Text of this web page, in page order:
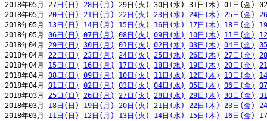
2018年05月 27日(日) 28日(月)
29日(火) 30日(水) 31日(木) 01日(金)
2018年05月 20日(日) 21日(月) 22日(火) 23日(水) 24日(木) 25日(金)
2018年05月 13日(日) 14日(月) 15日(火) 16日(水) 17日(木) 18日(金)
2018年05月 06日(日) 07日(月) 08日(火) 09日(水) 10日(木) 11日(金)
2018年04月 29日(日) 30日(月) 01日(火) 02日(水) 03日(木) 04日(金)
2018年04月 22日(日) 23日(月) 24日(火) 25日(水) 26日(木) 27日(金)
2018年04月 15日(日) 16日(月) 17日(火) 18日(水) 19日(木) 20日(金)
2018年04月 08日(日) 09日(月) 10日(火) 11日(水) 12日(木) 13日(金)
2018年04月 01日(日) 02日(月) 03日(火) 04日(水) 05日(木) 06日(金)
2018年03月 25日(日) 26日(月) 27日(火) 28日(水) 29日(木) 30日(金)
2018年03月 18日(日) 19日(月) 20日(火) 21日(水) 22日(木) 23日(金)
2018年03月 11日(日) 12日(月) 13日(火) 14日(水) 15日(木) 16日(金)